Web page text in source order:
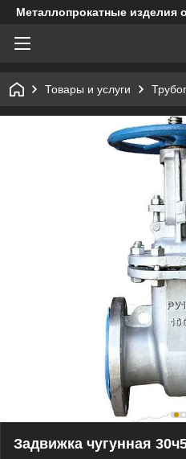
Металлопрокатные изделия
Товары и услуги
Задвижка чугунная